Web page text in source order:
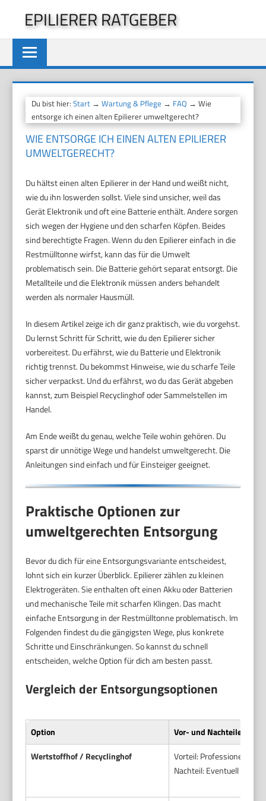
springen
EPILIERER RATGEBER
Du bist hier:Start →Wartung & Pflege → FAQ → Wie
entsorge ich einen alten Epilierer umweltgerecht?
WIE ENTSORGE ICH EINEN ALTEN EPILIERER
UMWELTGERECHT?
Du hältst einen alten Epilierer in der Hand und weißt nicht,
wie du ihn loswerden sollst. Viele sind unsicher, weil das
Gerät Elektronik und oft eine Batterie enthält. Andere sorgen
sich wegen der Hygiene und den scharfen Köpfen. Beides
sind berechtigte Fragen. Wenn du den Epilierer einfach in die
Restmülltonne wirfst, kann das für die Umwelt
problematisch sein. Die Batterie gehört separat entsorgt. Die
Metallteile und die Elektronik müssen anders behandelt
werden als normaler Hausmüll.
In diesem Artikel zeige ich dir ganz praktisch, wie du vorgehst.
Du lernst Schritt für Schritt, wie du den Epilierer sicher
vorbereitest. Du erfährst, wie du Batterie und Elektronik
richtig trennst. Du bekommst Hinweise, wie du scharfe Teile
sicher verpackst. Und du erfährst, wo du das Gerät abgeben
kannst, zum Beispiel Recyclinghof oder Sammelstellen im
Handel.
Am Ende weißt du genau, welche Teile wohin gehören. Du
sparst dir unnötige Wege und handelst umweltgerecht. Die
Anleitungen sind einfach und für Einsteiger geeignet.
Praktische Optionen zur
umweltgerechten Entsorgung
Bevor du dich für eine Entsorgungsvariante entscheidest,
lohnt sich ein kurzer Überblick. Epilierer zählen zu kleinen
Elektrogeräten. Sie enthalten oft einen Akku oder Batterien
und mechanische Teile mit scharfen Klingen. Das macht
einfache Entsorgung in der Restmülltonne problematisch. Im
Folgenden findest du die gängigsten Wege, plus konkrete
Schritte und Einschränkungen. So kannst du schnell
entscheiden, welche Option für dich am besten passt.
Vergleich der Entsorgungsoptionen
Option
Vor- und Nachteile
Wertstoffhof / Recyclinghof
Vorteil: Professionelle
Nachteil: Eventuell